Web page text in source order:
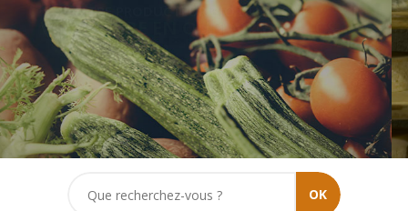
LIVRAISON
SANS
OK